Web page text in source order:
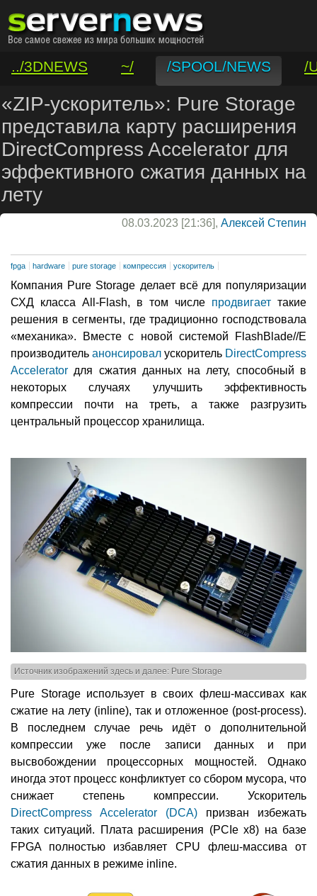
../3DNEWS ~/ /SPOOL/NEWS
/
/VAR/CONTACT
«ZIP-ускоритель»: Pure Storage
представила карту расширения
DirectCompress Accelerator для
эффективного сжатия данных на
лету
08.03.2023 [21:36], Алексей Степин
fpga hardware pure storage компрессия ускоритель
Компания Pure Storage делает всё для популяризации
СХД класса All-Flash, в том числе продвигает такие
решения в сегменты, где традиционно господствовала
«механика». Вместе с новой системой FlashBlade//E
производитель анонсировал ускоритель DirectCompress
Accelerator для сжатия данных на лету, способный в
некоторых случаях улучшить эффективность
компрессии почти на треть, а также разгрузить
центральный процессор хранилища.
Источник изображений здесь и далее: Pure Storage
Pure Storage использует в своих флеш-массивах как
сжатие на лету (inline), так и отложенное (post-process).
В последнем случае речь идёт о дополнительной
компрессии уже после записи данных и при
высвобождении процессорных мощностей. Однако
иногда этот процесс конфликтует со сбором мусора, что
снижает степень компрессии. Ускоритель
DirectCompress Accelerator (DCA) призван избежать
таких ситуаций. Плата расширения (PCIe x8) на базе
FPGA полностью избавляет CPU флеш-массива от
сжатия данных в режиме inline.